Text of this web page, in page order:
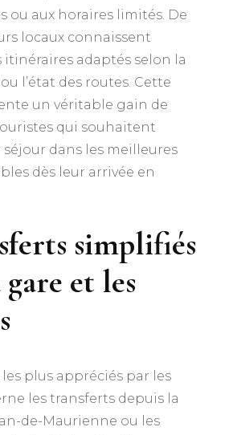
ou aux horaires limités. De
locaux connaissent
adaptés selon la
l’état des routes. Cette
un véritable gain de
qui souhaitent
dans les meilleures
dès leur arrivée en
simplifiés
et les
les plus appréciés par les
les transferts depuis la
de-Maurienne ou les